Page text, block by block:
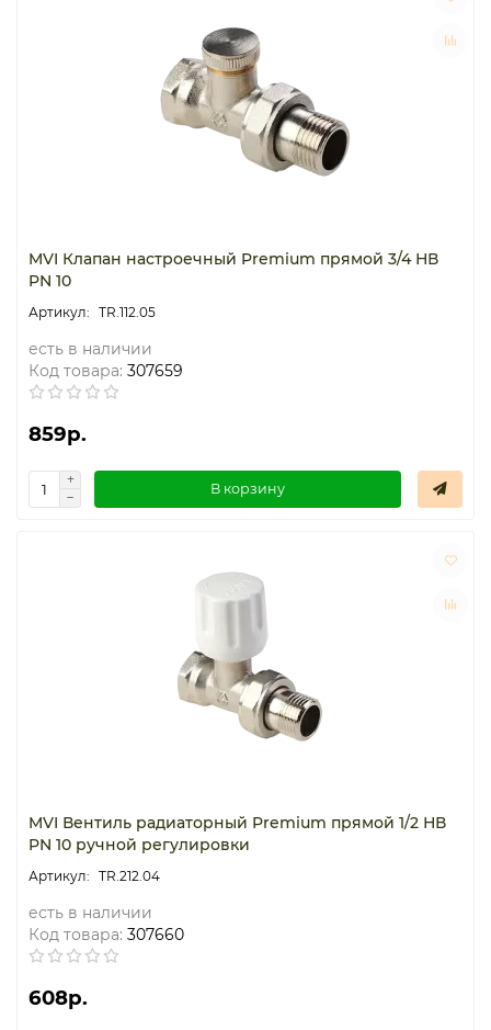
Термостаты капиллярные
Термостаты накладные
MVI Клапан настроечный Premium прямой 3/4 НВ
PN 10
TR.112.05
есть в наличии
Код товара: 307659
859р.
В корзину
MVI Вентиль радиаторный Premium прямой 1/2 НВ
PN 10 ручной регулировки
TR.212.04
есть в наличии
Код товара: 307660
608р.